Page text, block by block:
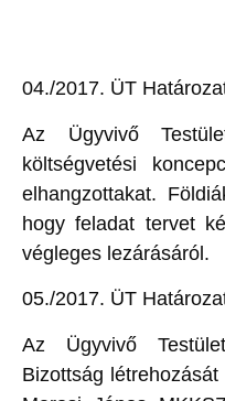
04./2017. ÜT
Az Ügyvivő
költségvetési
elhangzottakat.
hogy feladat tervet
végleges lezárásáról.
05./2017. ÜT
Az Ügyvivő
Bizottság